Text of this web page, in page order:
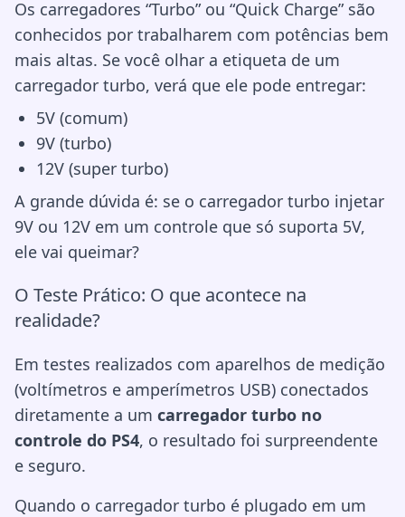
Os carregadores “Turbo” ou “Quick Charge” são
conhecidos por trabalharem com potências bem
mais altas. Se você olhar a etiqueta de um
carregador turbo, verá que ele pode entregar:
5V (comum)
9V (turbo)
12V (super turbo)
A grande dúvida é: se o carregador turbo injetar
9V ou 12V em um controle que só suporta 5V,
ele vai queimar?
O Teste Prático: O que acontece na
realidade?
Em testes realizados com aparelhos de medição
(voltímetros e amperímetros USB) conectados
diretamente a um carregador turbo no
controle do PS4, o resultado foi surpreendente
e seguro.
Quando o carregador turbo é plugado em um